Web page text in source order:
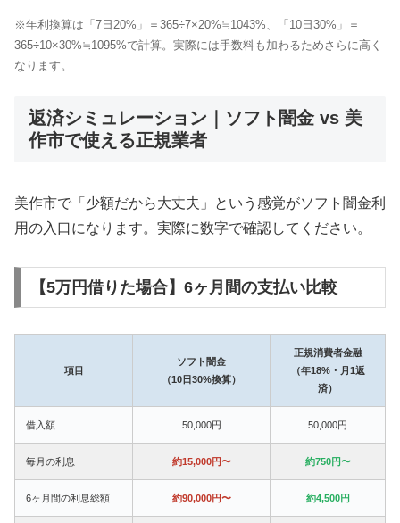
※年利換算は「7日20%」＝365÷7×20%≒1043%、「10日30%」＝
365÷10×30%≒1095%で計算。実際には手数料も加わるためさらに高く
なります。
返済シミュレーション｜ソフト闇金 vs 美
作市で使える正規業者
美作市で「少額だから大丈夫」という感覚がソフト闇金利
用の入口になります。実際に数字で確認してください。
【5万円借りた場合】6ヶ月間の支払い比較
項目
ソフト闇金
（10日30%換算）
正規消費者金融
（年18%・月1返
済）
借入額 50,000円 50,000円
毎月の利息 約15,000円〜 約750円〜
6ヶ月間の利息総額 約90,000円〜 約4,500円